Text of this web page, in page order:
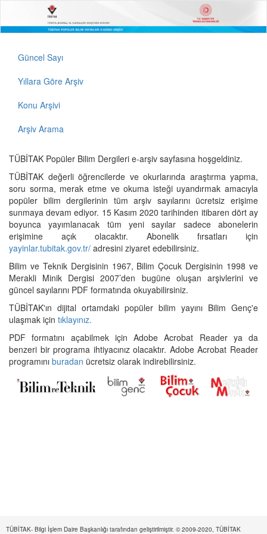
Güncel Sayı
Yıllara Göre Arşiv
Konu Arşivi
Arşiv Arama
TÜBİTAK Popüler Bilim Dergileri e-arşiv sayfasına hoşgeldiniz.
TÜBİTAK değerli öğrencilerde ve okurlarında araştırma yapma,
soru sorma, merak etme ve okuma isteği uyandırmak amacıyla
popüler bilim dergilerinin tüm arşiv sayılarını ücretsiz erişime
sunmaya devam ediyor. 15 Kasım 2020 tarihinden itibaren dört ay
boyunca yayımlanacak tüm yeni sayılar sadece abonelerin
erişimine açık olacaktır. Abonelik fırsatları için
yayinlar.tubitak.gov.tr/ adresini ziyaret edebilirsiniz.
Bilim ve Teknik Dergisinin 1967, Bilim Çocuk Dergisinin 1998 ve
Merakli Minik Dergisi 2007’den bugüne oluşan arşivlerini ve
güncel sayılarını PDF formatında okuyabilirsiniz.
TÜBİTAK'ın dijital ortamdaki popüler bilim yayını Bilim Genç'e
ulaşmak için tıklayınız.
PDF formatını açabilmek için Adobe Acrobat Reader ya da
benzeri bir programa ihtiyacınız olacaktır. Adobe Acrobat Reader
programını buradan ücretsiz olarak indirebilirsiniz.
TÜBİTAK- Bilgi İşlem Daire Başkanlığı tarafından geliştirilmiştir. © 2009-2020, TÜBİTAK